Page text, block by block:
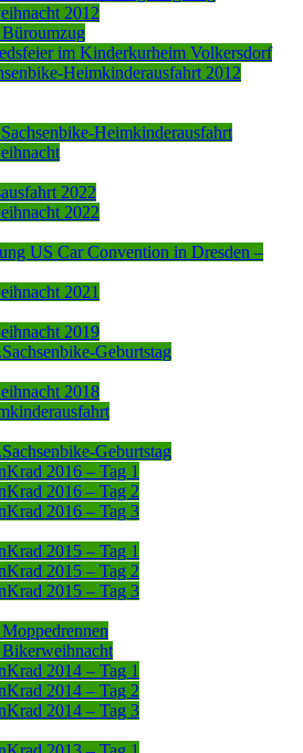
2012
im Kinderkurheim Volkersdorf
Heimkinderausfahrt 2012
Heimkinderausfahrt
2022
2022
US Car Convention in Dresden –
2021
2019
Geburtstag
2018
Geburtstag
2016 – Tag 1
2016 – Tag 2
2016 – Tag 3
2015 – Tag 1
2015 – Tag 2
2015 – Tag 3
2014 – Tag 1
2014 – Tag 2
2014 – Tag 3